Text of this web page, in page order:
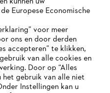
NIET
niet ondersteunen. Om
Europese Economische
voor meer
ons en door derden
accepteren” te klikken,
van alle cookies en
Door op “Alles
gebruik van alle niet
Instellingen kan u